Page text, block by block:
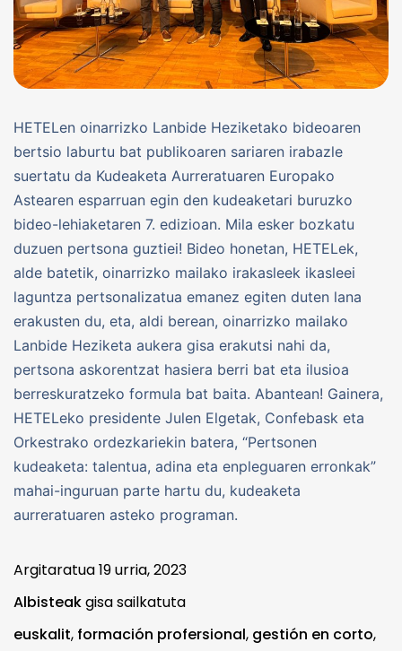
HETELen oinarrizko Lanbide Heziketako bideoaren
bertsio laburtu bat publikoaren sariaren irabazle
suertatu da Kudeaketa Aurreratuaren Europako
Astearen esparruan egin den kudeaketari buruzko
bideo-lehiaketaren 7. edizioan. Mila esker bozkatu
duzuen pertsona guztiei! Bideo honetan, HETELek,
alde batetik, oinarrizko mailako irakasleek ikasleei
laguntza pertsonalizatua emanez egiten duten lana
erakusten du, eta, aldi berean, oinarrizko mailako
Lanbide Heziketa aukera gisa erakutsi nahi da,
pertsona askorentzat hasiera berri bat eta ilusioa
berreskuratzeko formula bat baita. Abantean! Gainera,
HETELeko presidente Julen Elgetak, Confebask eta
Orkestrako ordezkariekin batera, “Pertsonen
kudeaketa: talentua, adina eta enpleguaren erronkak”
mahai-inguruan parte hartu du, kudeaketa
aurreratuaren asteko programan.
Argitaratua19 urria, 2023
Albisteakgisa sailkatuta
euskalit, formación profersional, gestión en corto,